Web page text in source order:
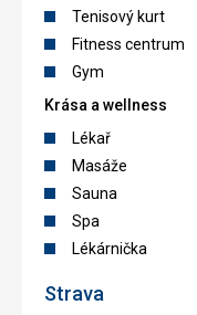
Tenisový kurt
Fitness centrum
Gym
Krása a wellness
Lékař
Masáže
Sauna
Spa
Lékárnička
Strava